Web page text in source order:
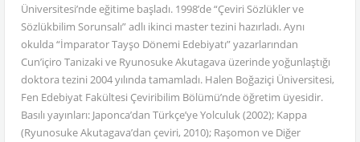
Üniversitesi’nde eğitime başladı. 1998’de “Çeviri Sözlükler ve
Sözlükbilim Sorunsalı” adlı ikinci master tezini hazırladı. Aynı
okulda “İmparator Tayşo Dönemi Edebiyatı” yazarlarından
Cun’içiro Tanizaki ve Ryunosuke Akutagava üzerinde yoğunlaştığı
doktora tezini 2004 yılında tamamladı. Halen Boğaziçi Üniversitesi,
Fen Edebiyat Fakültesi Çeviribilim Bölümü’nde öğretim üyesidir.
Basılı yayınları: Japonca’dan Türkçe’ye Yolculuk (2002); Kappa
(Ryunosuke Akutagava’dan çeviri, 2010); Raşomon ve Diğer